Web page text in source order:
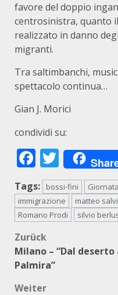
favore del doppio
centrosinistra, quanto
realizzato in danno
migranti.
Tra saltimbanchi,
spettacolo continua…
Gian J. Morici
condividi su:
Facebook
Tags: bossi-fini
immigrazione
matteo
Romano Prodi
silvio
Zurück
Milano – “Dal
Palmira”
Weiter